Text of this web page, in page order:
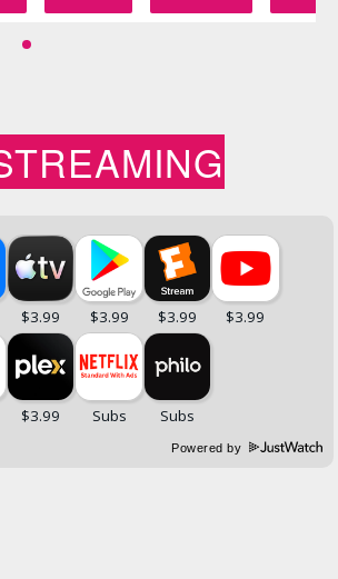
Powered by